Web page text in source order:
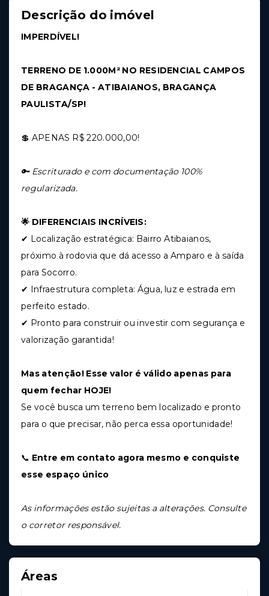
Descrição do imóvel
IMPERDÍVEL!
TERRENO DE 1.000M² NO RESIDENCIAL CAMPOS
DE BRAGANÇA - ATIBAIANOS, BRAGANÇA
PAULISTA/SP!
💲 APENAS R$ 220.000,00!
🔑 Escriturado e com documentação 100%
regularizada.
🌟 DIFERENCIAIS INCRÍVEIS:
✔ Localização estratégica: Bairro Atibaianos,
próximo à rodovia que dá acesso a Amparo e à saída
para Socorro.
✔ Infraestrutura completa: Água, luz e estrada em
perfeito estado.
✔ Pronto para construir ou investir com segurança e
valorização garantida!
Mas atenção! Esse valor é válido apenas para
quem fechar HOJE!
Se você busca um terreno bem localizado e pronto
para o que precisar, não perca essa oportunidade!
📞 Entre em contato agora mesmo e conquiste
esse espaço único
As informações estão sujeitas a alterações. Consulte
o corretor responsável.
Áreas